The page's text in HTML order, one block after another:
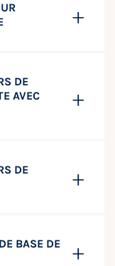
DE
AVEC
DE
BASE DE